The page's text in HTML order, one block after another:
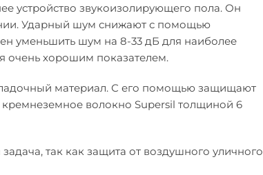
устройство звукоизолирующего пола. Он
Ударный шум снижают с помощью
уменьшить шум на 8-33 дБ для наиболее
очень хорошим показателем.
материал. С его помощью защищают
волокно Supersil толщиной 6
так как защита от воздушного уличного